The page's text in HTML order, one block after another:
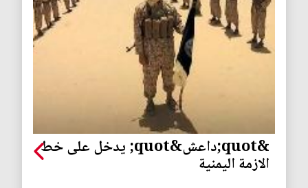
&quot;داعش&quot; يدخل على خط
الازمة اليمنية